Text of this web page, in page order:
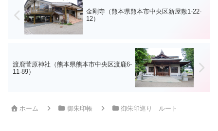
金剛寺（熊本県熊本市中央区新屋敷1-22-
12）
渡鹿菅原神社（熊本県熊本市中央区渡鹿6-
11-89）
ホーム 御朱印帳 御朱印巡り ルート